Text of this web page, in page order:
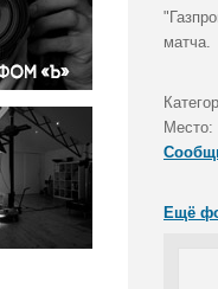
матча.
Место:
Ещё